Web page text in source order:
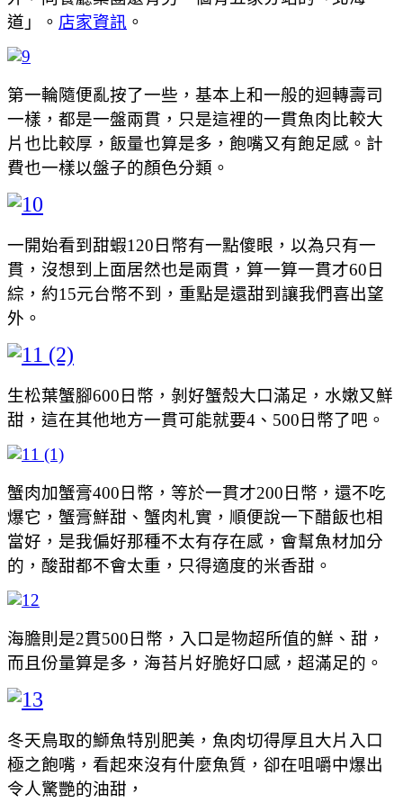
道」。 店家資訊 。
第一輪隨便亂按了一些，基本上和一般的迴轉壽司
一樣，都是一盤兩貫，只是這裡的一貫魚肉比較大
片也比較厚，飯量也算是多，飽嘴又有飽足感。計
費也一樣以盤子的顏色分類。
一開始看到甜蝦120日幣有一點傻眼，以為只有一
貫，沒想到上面居然也是兩貫，算一算一貫才60日
綜，約15元台幣不到，重點是還甜到讓我們喜出望
外。
生松葉蟹腳600日幣，剝好蟹殼大口滿足，水嫩又鮮
甜，這在其他地方一貫可能就要4、500日幣了吧。
蟹肉加蟹膏400日幣，等於一貫才200日幣，還不吃
爆它，蟹膏鮮甜、蟹肉札實，順便說一下醋飯也相
當好，是我偏好那種不太有存在感，會幫魚材加分
的，酸甜都不會太重，只得適度的米香甜。
海膽則是2貫500日幣，入口是物超所值的鮮、甜，
而且份量算是多，海苔片好脆好口感，超滿足的。
冬天鳥取的鰤魚特別肥美，魚肉切得厚且大片入口
極之飽嘴，看起來沒有什麼魚質，卻在咀嚼中爆出
令人驚艷的油甜，